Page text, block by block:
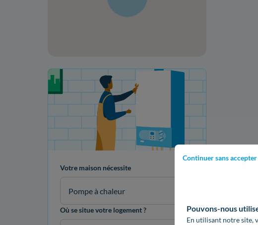
Continuer sans accepter
Pouvons-nous
En utilisant notre site,
Votre projet de rénovation
Votre maison nécessite
Pompe à chaleur
Où se situe votre logement ?